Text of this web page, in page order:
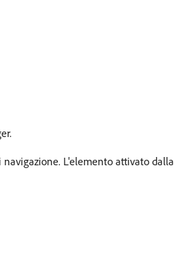
L'elemento attivato dalla